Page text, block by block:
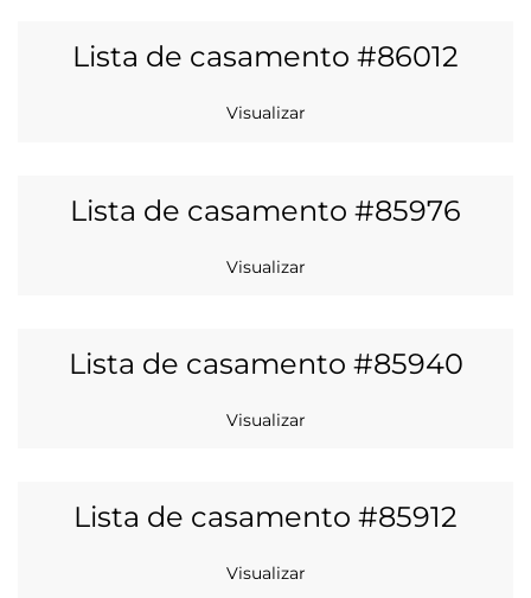
Lista de casamento #86012
Visualizar
Lista de casamento #85976
Visualizar
Lista de casamento #85940
Visualizar
Lista de casamento #85912
Visualizar